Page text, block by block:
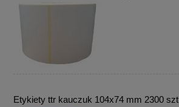
Etykiety ttr kauczuk 104x74 mm 2300